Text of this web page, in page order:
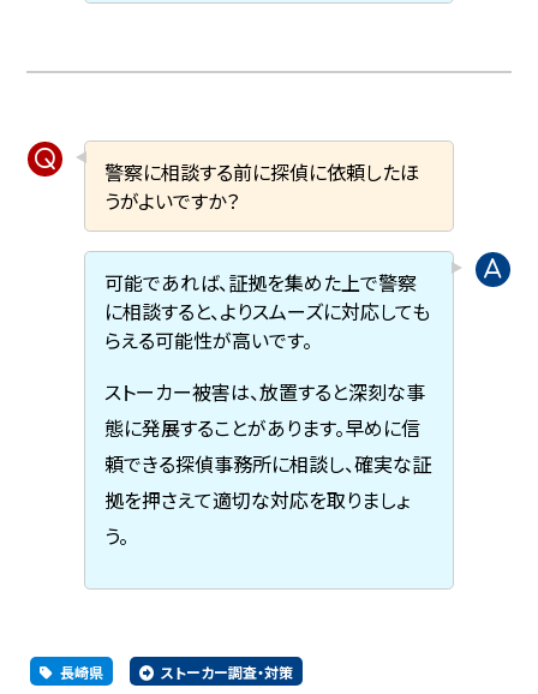
警察に相談する前に探偵に依頼したほ
うがよいですか？
可能であれば、証拠を集めた上で警察
に相談すると、よりスムーズに対応しても
らえる可能性が高いです。
ストーカー被害は、放置すると深刻な事
態に発展することがあります。早めに信
頼できる探偵事務所に相談し、確実な証
拠を押さえて適切な対応を取りましょ
う。
長崎県 ストーカー調査・対策